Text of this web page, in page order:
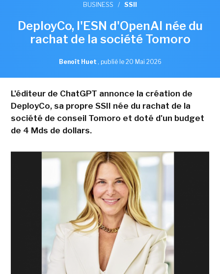
BUSINESS / SSII
DeployCo, l'ESN d'OpenAI née du
rachat de la société Tomoro
Benoît Huet , publié le 20 Mai 2026
L'éditeur de ChatGPT annonce la création de
DeployCo, sa propre SSII née du rachat de la
société de conseil Tomoro et doté d'un budget
de 4 Mds de dollars.